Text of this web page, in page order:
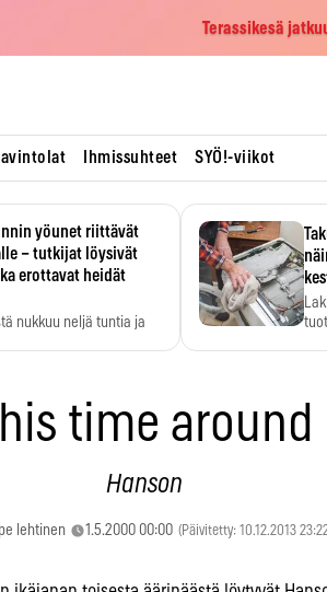
Terassikesä
Ihmissuhteet SYÖ!-viikot
yöunet riittävät
– tutkijat löysivät
erottavat heidät
nukkuu neljä tuntia ja
time around
Hanson
lehtinen 1.5.2000 00:00 (Päivitetty: 10.12.2013